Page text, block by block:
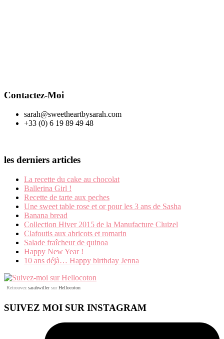
Contactez-Moi
sarah@sweetheartbysarah.com
+33 (0) 6 19 89 49 48
les derniers articles
La recette du cake au chocolat
Ballerina Girl !
Recette de tarte aux peches
Une sweet table rose et or pour les 3 ans de Sasha
Banana bread
Collection Hiver 2015 de la Manufacture Cluizel
Clafoutis aux abricots et romarin
Salade fraîcheur de quinoa
Happy New Year !
10 ans déjà… Happy birthday Jenna
Retrouvez sarahwillersurHellocoton
SUIVEZ MOI SUR INSTAGRAM